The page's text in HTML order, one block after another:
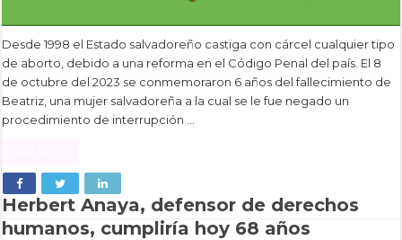
Desde 1998 el Estado salvadoreño castiga con cárcel cualquier tipo
de aborto, debido a una reforma en el Código Penal del país. El 8
de octubre del 2023 se conmemoraron 6 años del fallecimiento de
Beatriz, una mujer salvadoreña a la cual se le fue negado un
procedimiento de interrupción …
Herbert Anaya, defensor de derechos
humanos, cumpliría hoy 68 años